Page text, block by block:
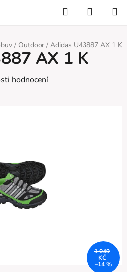
Hledat
KOŠÍK
/ Outdoor / Adidas U43887 AX 1 K
AX 1 K
hodnocení
1 049
KČ
–14 %